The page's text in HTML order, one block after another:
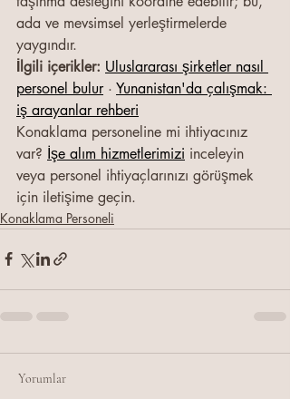
ada ve mevsimsel yerleştirmelerde
yaygındır.
İlgili içerikler: Uluslararası şirketler nasıl
personel bulur · Yunanistan'da çalışmak:
iş arayanlar rehberi
Konaklama personeline mi ihtiyacınız
var? İşe alım hizmetlerimizi inceleyin
veya personel ihtiyaçlarınızı görüşmek
için iletişime geçin.
Konaklama Personeli
Yorumlar